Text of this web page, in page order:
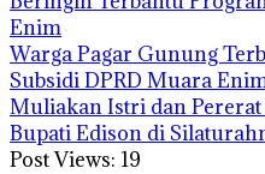
Enim
Warga Pagar Gunung
Subsidi DPRD Muara
Muliakan Istri dan Pererat
Bupati Edison di
Post Views: 19